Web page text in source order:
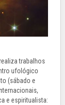
trabalhos
ufológico
(sábado e
e espiritualista: